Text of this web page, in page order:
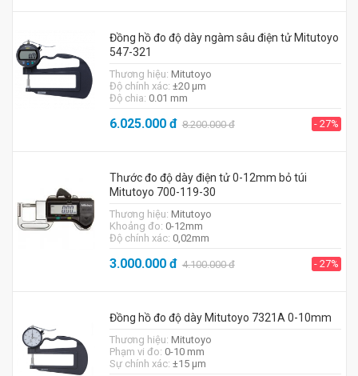
Đồng hồ đo độ dày ngàm sâu điện tử Mitutoyo
547-321
Thương hiệu: Mitutoyo
Độ chính xác: ±20 µm
Độ chia: 0.01 mm
6.025.000đ 8.200.000đ - 27%
Thước đo độ dày điện tử 0-12mm bỏ túi
Mitutoyo 700-119-30
Thương hiệu: Mitutoyo
Khoảng đo: 0-12mm
Độ chính xác: 0,02mm
3.000.000đ 4.100.000đ - 27%
Đồng hồ đo độ dày Mitutoyo 7321A 0-10mm
Thương hiệu: Mitutoyo
Phạm vi đo: 0-10 mm
Sự chính xác: ±15 µm